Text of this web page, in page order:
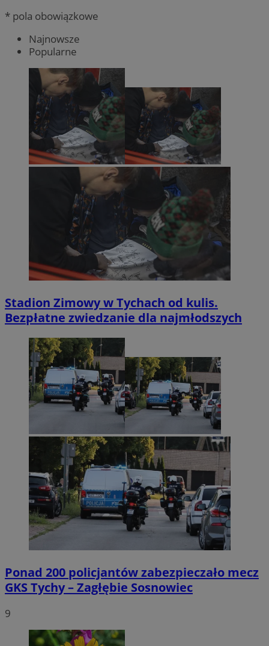
* pola obowiązkowe
Najnowsze
Popularne
Stadion Zimowy w Tychach od kulis.
Bezpłatne zwiedzanie dla najmłodszych
Ponad 200 policjantów zabezpieczało mecz
GKS Tychy – Zagłębie Sosnowiec
9